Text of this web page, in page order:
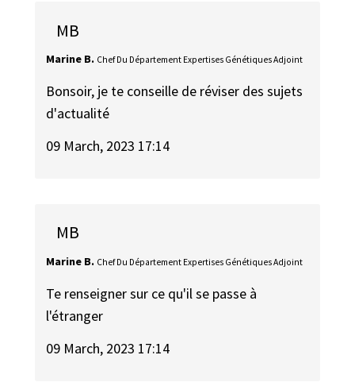
MB
Marine B. Chef Du Département Expertises Génétiques Adjoint
Bonsoir, je te conseille de réviser des sujets
d'actualité
09 March, 2023 17:14
MB
Marine B. Chef Du Département Expertises Génétiques Adjoint
Te renseigner sur ce qu'il se passe à
l'étranger
09 March, 2023 17:14